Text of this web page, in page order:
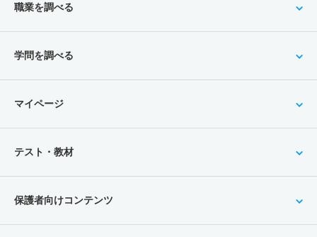
職業を調べる
学問を調べる
マイページ
テスト・教材
保護者向けコンテンツ